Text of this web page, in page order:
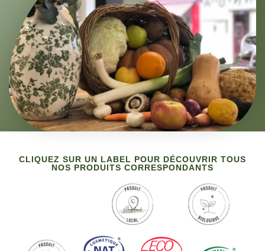
CLIQUEZ SUR UN LABEL POUR DÉCOUVRIR TOUS
NOS PRODUITS CORRESPONDANTS